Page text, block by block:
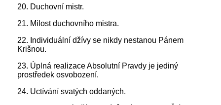
20. Duchovní mistr.
21. Milost duchovního mistra.
22. Individuální džívy se nikdy nestanou Pánem
Krišnou.
23. Úplná realizace Absolutní Pravdy je jediný
prostředek osvobození.
24. Uctívání svatých oddaných.